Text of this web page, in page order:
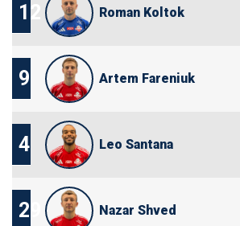
12 Roman Koltok
9 Artem Fareniuk
4 Leo Santana
29 Nazar Shved